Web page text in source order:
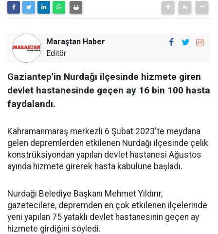
Maraştan Haber
Editör
Gaziantep'in Nurdağı ilçesinde hizmete giren
devlet hastanesinde geçen ay 16 bin 100 hasta
faydalandı.
Kahramanmaraş merkezli 6 Şubat 2023'te meydana
gelen depremlerden etkilenen Nurdağı ilçesinde çelik
konstrüksiyondan yapılan devlet hastanesi Ağustos
ayında hizmete girerek hasta kabulüne başladı.
Nurdağı Belediye Başkanı Mehmet Yıldırır,
gazetecilere, depremden en çok etkilenen ilçelerinde
yeni yapılan 75 yataklı devlet hastanesinin geçen ay
hizmete girdiğini söyledi.